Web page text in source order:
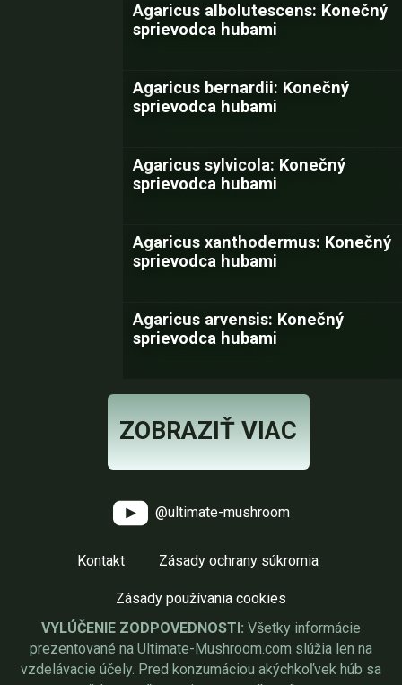
Agaricus albolutescens: Konečný
sprievodca hubami
Agaricus bernardii: Konečný
sprievodca hubami
Agaricus sylvicola: Konečný
sprievodca hubami
Agaricus xanthodermus: Konečný
sprievodca hubami
Agaricus arvensis: Konečný
sprievodca hubami
ZOBRAZIŤ VIAC
@ultimate-mushroom
Kontakt Zásady ochrany súkromia
Zásady používania cookies
VYLÚČENIE ZODPOVEDNOSTI: Všetky informácie
prezentované na Ultimate-Mushroom.com slúžia len na
vzdelávacie účely. Pred konzumáciou akýchkoľvek húb sa